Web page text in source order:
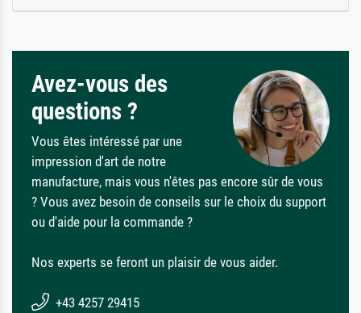
Avez-vous des
questions ?
Vous êtes intéressé par une
impression d'art de notre
manufacture, mais vous n'êtes pas encore sûr de vous
? Vous avez besoin de conseils sur le choix du support
ou d'aide pour la commande ?
Nos experts se feront un plaisir de vous aider.
+43 4257 29415